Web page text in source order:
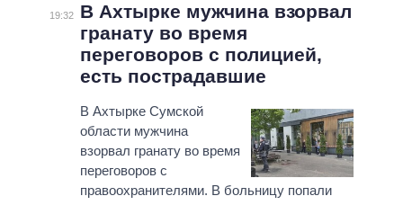
19:32
В Ахтырке мужчина взорвал
гранату во время
переговоров с полицией,
есть пострадавшие
В Ахтырке Сумской
области мужчина
взорвал гранату во время
переговоров с
правоохранителями. В больницу попали